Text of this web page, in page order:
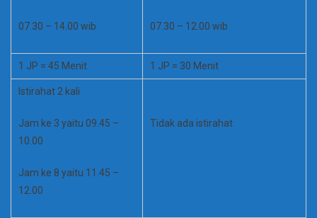
07.30 – 14.00 wib 07.30 – 12.00 wib
1 JP = 45 Menit 1 JP = 30 Menit
Istirahat 2 kali
Jam ke 3 yaitu 09.45 –
10.00
Jam ke 8 yaitu 11.45 –
12.00
Tidak ada istirahat